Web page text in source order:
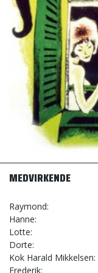
MEDVIRKENDE
Raymond
Hanne
Lotte
Dorte
Kok Harald Mikkelsen
Frederik